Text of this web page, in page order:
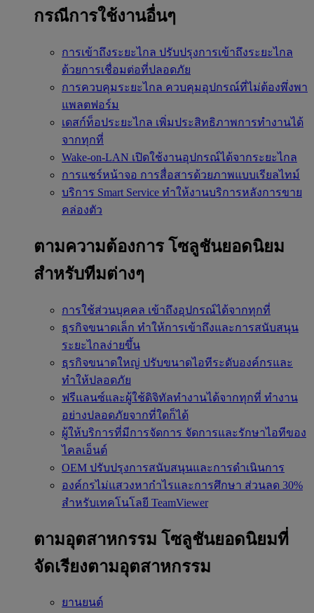
กรณีการใช้งานอื่นๆ
การเข้าถึงระยะไกล ปรับปรุงการเข้าถึงระยะไกล
ด้วยการเชื่อมต่อที่ปลอดภัย
การควบคุมระยะไกล ควบคุมอุปกรณ์ที่ไม่ต้องพึ่งพา
แพลตฟอร์ม
เดสก์ท็อประยะไกล เพิ่มประสิทธิภาพการทำงานได้
จากทุกที่
Wake-on-LAN เปิดใช้งานอุปกรณ์ได้จากระยะไกล
การแชร์หน้าจอ การสื่อสารด้วยภาพแบบเรียลไทม์
บริการ Smart Service ทำให้งานบริการหลังการขาย
คล่องตัว
ตามความต้องการ โซลูชันยอดนิยม
สำหรับทีมต่างๆ
การใช้ส่วนบุคคล เข้าถึงอุปกรณ์ได้จากทุกที่
ธุรกิจขนาดเล็ก ทำให้การเข้าถึงและการสนับสนุน
ระยะไกลง่ายขึ้น
ธุรกิจขนาดใหญ่ ปรับขนาดไอทีระดับองค์กรและ
ทำให้ปลอดภัย
ฟรีแลนซ์และผู้ใช้ดิจิทัลทำงานได้จากทุกที่ ทำงาน
อย่างปลอดภัยจากที่ใดก็ได้
ผู้ให้บริการที่มีการจัดการ จัดการและรักษาไอทีของ
ไคลเอ็นต์
OEM ปรับปรุงการสนับสนุนและการดำเนินการ
องค์กรไม่แสวงหากำไรและการศึกษา ส่วนลด 30%
สำหรับเทคโนโลยี TeamViewer
ตามอุตสาหกรรม โซลูชันยอดนิยมที่
จัดเรียงตามอุตสาหกรรม
ยานยนต์